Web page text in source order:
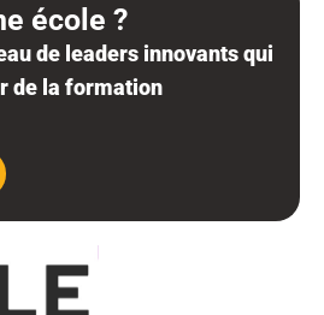
école ?
de leaders innovants qui
de la formation